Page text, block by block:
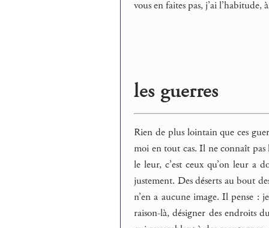
vous en faites pas, j’ai l’habitude,
les guerres
Rien de plus lointain que ces
moi en tout cas. Il ne connaît pas
le leur, c’est ceux qu’on leur a
justement. Des déserts au bout
n’en a aucune image. Il pense :
raison-là, désigner des endroits